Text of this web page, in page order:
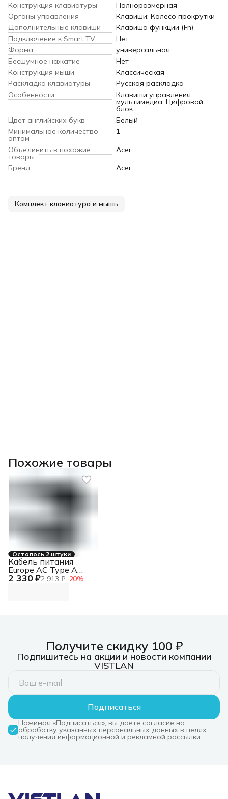
Конструкция клавиатуры
Полноразмерная
Органы управления
Клавиши; Колесо прокрутки
Дополнительные клавиши
Клавиша функции (Fn)
Подключение к Smart TV
Нет
Форма
универсальная
Бесшумное нажатие
Нет
Конструкция мыши
Классическая
Раскладка клавиатуры
Русская раскладка
Особенности
Клавиши управления
мультимедиа; Цифровой
блок
Цвет английских букв
Белый
Минимальное количество
оптом
1
Объединить в похожие
товары
Acer
Бренд
Acer
Комплект клавиатура и мышь
Похожие товары
Осталось 2 штуки
2 330 ₽2 913 ₽−20%
Кабель питания
Europe AC Type A
Power Cable
Получите скидку 100 ₽
Подпишитесь на акции и новости компании
VISTLAN
Подписаться
Нажимая «Подписаться», вы даете согласие на
обработку указанных персональных данных в целях
получения информационной и рекламной рассылки